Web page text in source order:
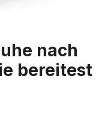
nach
bereitest